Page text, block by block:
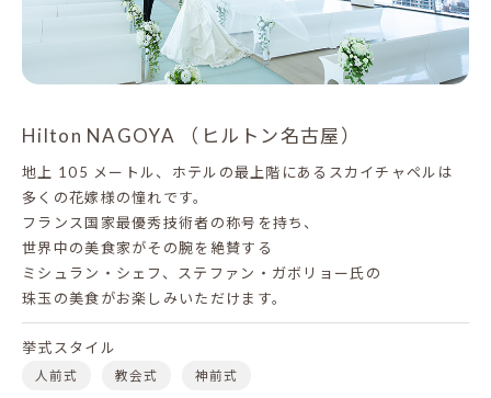
Hilton NAGOYA （ヒルトン名古屋）
地上 105 メートル、ホテルの最上階にあるスカイチャペルは
多くの花嫁様の憧れです。
フランス国家最優秀技術者の称号を持ち、
世界中の美食家がその腕を絶賛する
ミシュラン・シェフ、ステファン・ガボリョー氏の
珠玉の美食がお楽しみいただけます。
挙式スタイル
人前式 教会式 神前式